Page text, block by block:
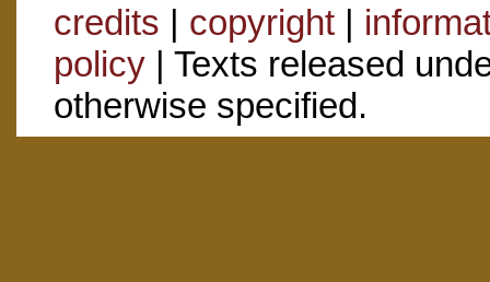
credits | copyright|
policy| Texts released
otherwise specified.